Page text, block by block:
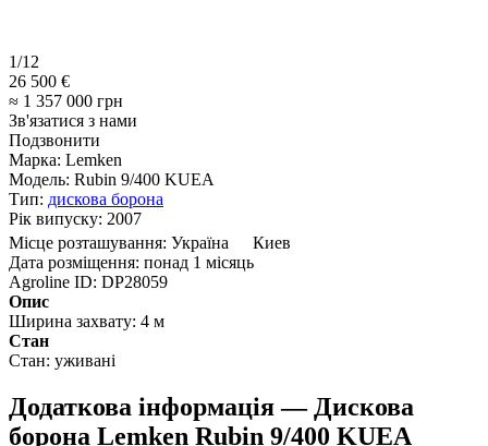
1/12
26 500 €
≈ 1 357 000 грн
Зв'язатися з нами
Подзвонити
Марка: Lemken
Модель: Rubin 9/400 KUEA
Тип: дискова борона
Рік випуску: 2007
Місце розташування: Україна
Киев
Дата розміщення: понад 1 місяць
Agroline ID: DP28059
Опис
Ширина захвату: 4 м
Стан
Стан: уживані
Додаткова інформація — Дискова
борона Lemken Rubin 9/400 KUEA